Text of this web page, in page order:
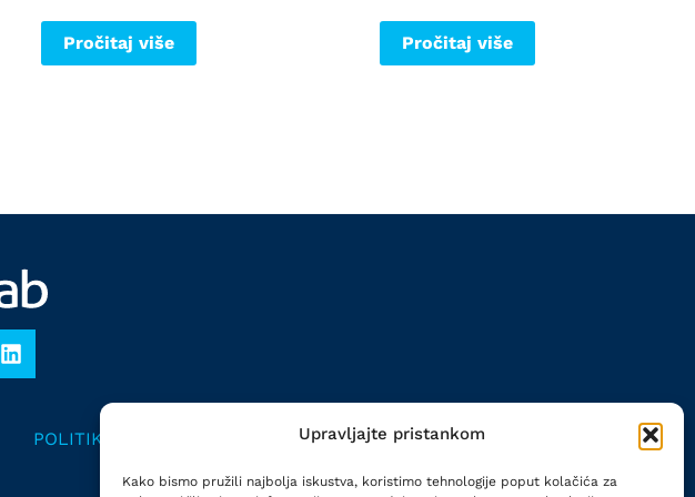
Upravljajte pristankom
Kako bismo pružili najbolja iskustva, koristimo tehnologije poput kolačića za
Pročitaj više Pročitaj više
POLITIKA KOLAČIĆA